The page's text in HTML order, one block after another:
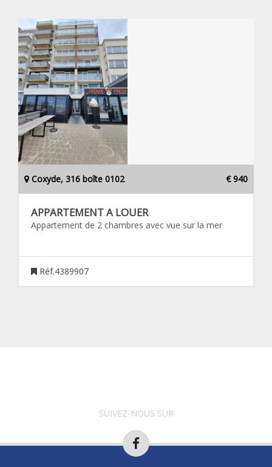
Coxyde, 316 boîte 0102 € 940
APPARTEMENT A LOUER
Appartement de 2 chambres avec vue sur la mer
Réf.4389907
SUIVEZ-NOUS SUR